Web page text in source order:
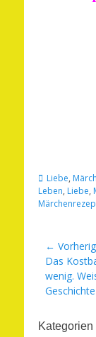
Kategorien
Liebe,
Leben, Liebe,
←
Vorheriger
Beitrag:
Das
wenig.
Geschichte
Kategorien